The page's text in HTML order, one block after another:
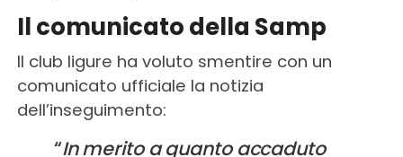
Il comunicato della Samp
Il club ligure ha voluto smentire con un
comunicato ufficiale la notizia
dell’inseguimento:
“In merito a quanto accaduto